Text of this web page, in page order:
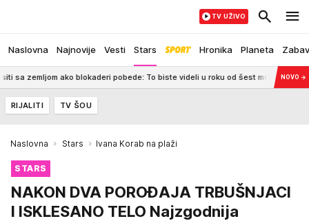
Naslovna Najnovije Vesti Stars Hronika Planeta
TV UŽIVO
ako blokaderi pobede: To biste videli u roku od šest meseci 14:38
NOVO →
RIJALITI TV ŠOU
Naslovna Stars Ivana Korab na plaži
STARS
NAKON DVA POROĐAJA TRBUŠNJACI
I ISKLESANO TELO Najzgodnija